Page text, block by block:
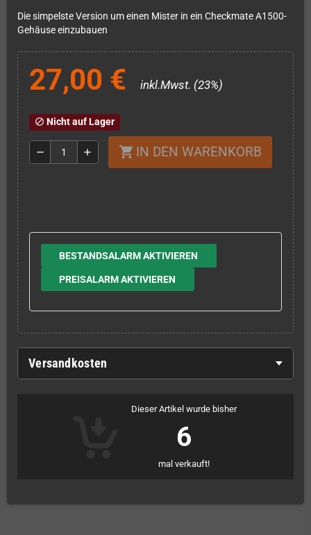
Die simpelste Version um einen Mister in ein Checkmate A1500-
Gehäuse einzubauen
27,00 € inkl.Mwst. (23%)
block Nicht auf Lager
remove add shopping_cart IN DEN WARENKORB
BESTANDSALARM AKTIVIEREN
PREISALARM AKTIVIEREN
Versandkosten
Dieser Artikel wurde bisher
6
mal verkauft!